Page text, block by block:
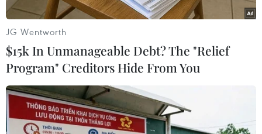
JG Wentworth
$15k In Unmanageable Debt? The "Relief
Program" Creditors Hide From You